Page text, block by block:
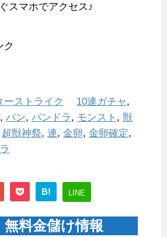
スマホでアクセス♪
ク
ーストライク 10連ガチャ,
, パン, パンドラ , モンスト , 獣
超獣神祭, 連, 金卵, 金卵確定,
B! LINE
無料金儲け情報